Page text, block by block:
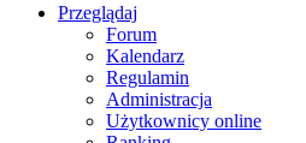
Przeglądaj
Forum
Kalendarz
Regulamin
Administracja
Użytkownicy online